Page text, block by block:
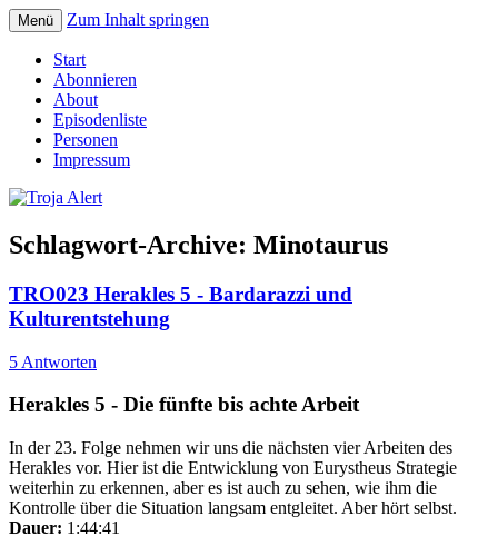
Troja Alert
Menü Zum Inhalt springen
Start
Abonnieren
About
Episodenliste
Personen
Impressum
Schlagwort-Archive: Minotaurus
TRO023 Herakles 5 - Bardarazzi und
Kulturentstehung
5 Antworten
Herakles 5 - Die fünfte bis achte Arbeit
In der 23. Folge nehmen wir uns die nächsten vier Arbeiten des
Herakles vor. Hier ist die Entwicklung von Eurystheus Strategie
weiterhin zu erkennen, aber es ist auch zu sehen, wie ihm die
Kontrolle über die Situation langsam entgleitet. Aber hört selbst.
Dauer: 1:44:41